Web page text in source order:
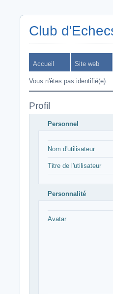
Club
Accueil Site web
Vous n'êtes pas identifié(e).
Profil
Personnel
Nom d'utilisateur
Titre de l'utilisateur
Personnalité
Avatar